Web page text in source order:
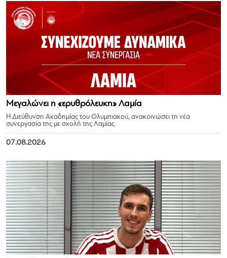
Μεγαλώνει η «ερυθρόλευκη» Λαμία
Η Διεύθυνση Ακαδημίας του Ολυμπιακού, ανακοινώσει τη νέα
συνεργασία της με σχολή της Λαμίας.
07.08.2026